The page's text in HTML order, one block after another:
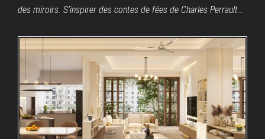
des miroirs. S’inspirer des contes de fées de Charles Perrault…